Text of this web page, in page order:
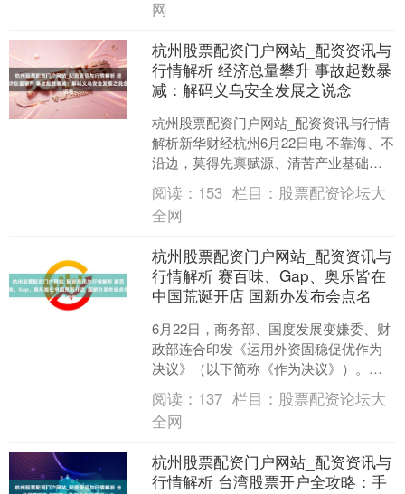
网
杭州股票配资门户网站_配资资讯与
行情解析 经济总量攀升 事故起数暴
减：解码义乌安全发展之说念
杭州股票配资门户网站_配资资讯与行情
解析新华财经杭州6月22日电 不靠海、不
沿边，莫得先禀赋源、清苦产业基础，
地处浙中内陆的义乌曾是一派艰巨的丘
陵地盘。 多年来....
阅读： 153 栏目： 股票配资论坛大
全网
杭州股票配资门户网站_配资资讯与
行情解析 赛百味、Gap、奥乐皆在
中国荒诞开店 国新办发布会点名
6月22日，商务部、国度发展变嫌委、财
政部连合印发《运用外资固稳促优作为
决议》（以下简称《作为决议》）。本
日，国新办举行新闻发布会杭州股票配
资门户网站_配资资讯....
阅读： 137 栏目： 股票配资论坛大
全网
杭州股票配资门户网站_配资资讯与
行情解析 台湾股票开户全攻略：手